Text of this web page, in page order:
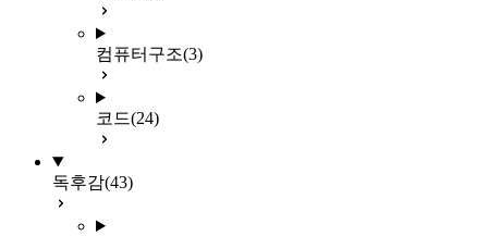
컴퓨터구조(3)
코드(24)
독후감(43)